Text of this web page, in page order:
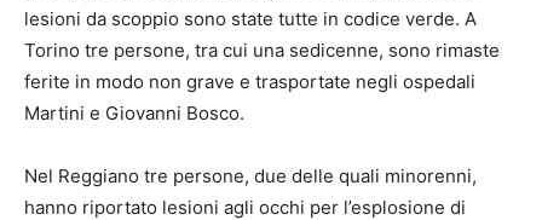
lesioni da scoppio sono state tutte in codice verde. A
Torino tre persone, tra cui una sedicenne, sono rimaste
ferite in modo non grave e trasportate negli ospedali
Martini e Giovanni Bosco.
Nel Reggiano tre persone, due delle quali minorenni,
hanno riportato lesioni agli occhi per l’esplosione di